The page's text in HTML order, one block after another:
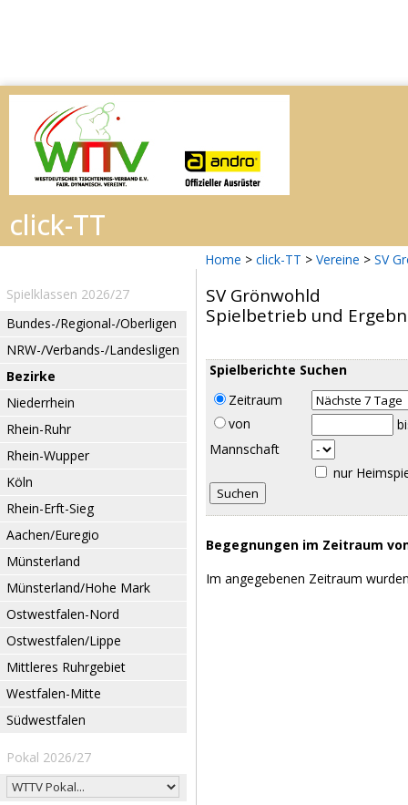
Home > click-TT > Vereine > SV
Spielklassen 2026/27
Bundes-/Regional-/Oberligen
NRW-/Verbands-/Landesligen
Bezirke
Niederrhein
Rhein-Ruhr
Rhein-Wupper
Köln
Rhein-Erft-Sieg
Aachen/Euregio
Münsterland
Münsterland/Hohe Mark
Ostwestfalen-Nord
Ostwestfalen/Lippe
Mittleres Ruhrgebiet
Westfalen-Mitte
Südwestfalen
Pokal 2026/27
SV Grönwohld
Spielbetrieb und
Spielberichte Suchen
Zeitraum
von
Mannschaft
nur
Begegnungen im Zeitraum
Im angegebenen Zeitraum